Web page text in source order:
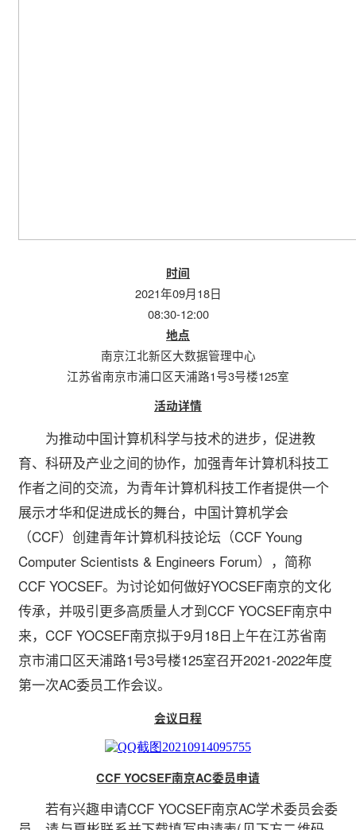
时间
2021年09月18日
08:30-12:00
地点
南京江北新区大数据管理中心
江苏省南京市浦口区天浦路1号3号楼125室
活动详情
为推动中国计算机科学与技术的进步，促进教
育、科研及产业之间的协作，加强青年计算机科技工
作者之间的交流，为青年计算机科技工作者提供一个
展示才华和促进成长的舞台，中国计算机学会
（CCF）创建青年计算机科技论坛（CCF Young
Computer Scientists & Engineers Forum），简称
CCF YOCSEF。为讨论如何做好YOCSEF南京的文化
传承，并吸引更多高质量人才到CCF YOCSEF南京中
来，CCF YOCSEF南京拟于9月18日上午在江苏省南
京市浦口区天浦路1号3号楼125室召开2021-2022年度
第一次AC委员工作会议。
会议日程
CCF YOCSEF南京AC委员申请
若有兴趣申请CCF YOCSEF南京AC学术委员会委